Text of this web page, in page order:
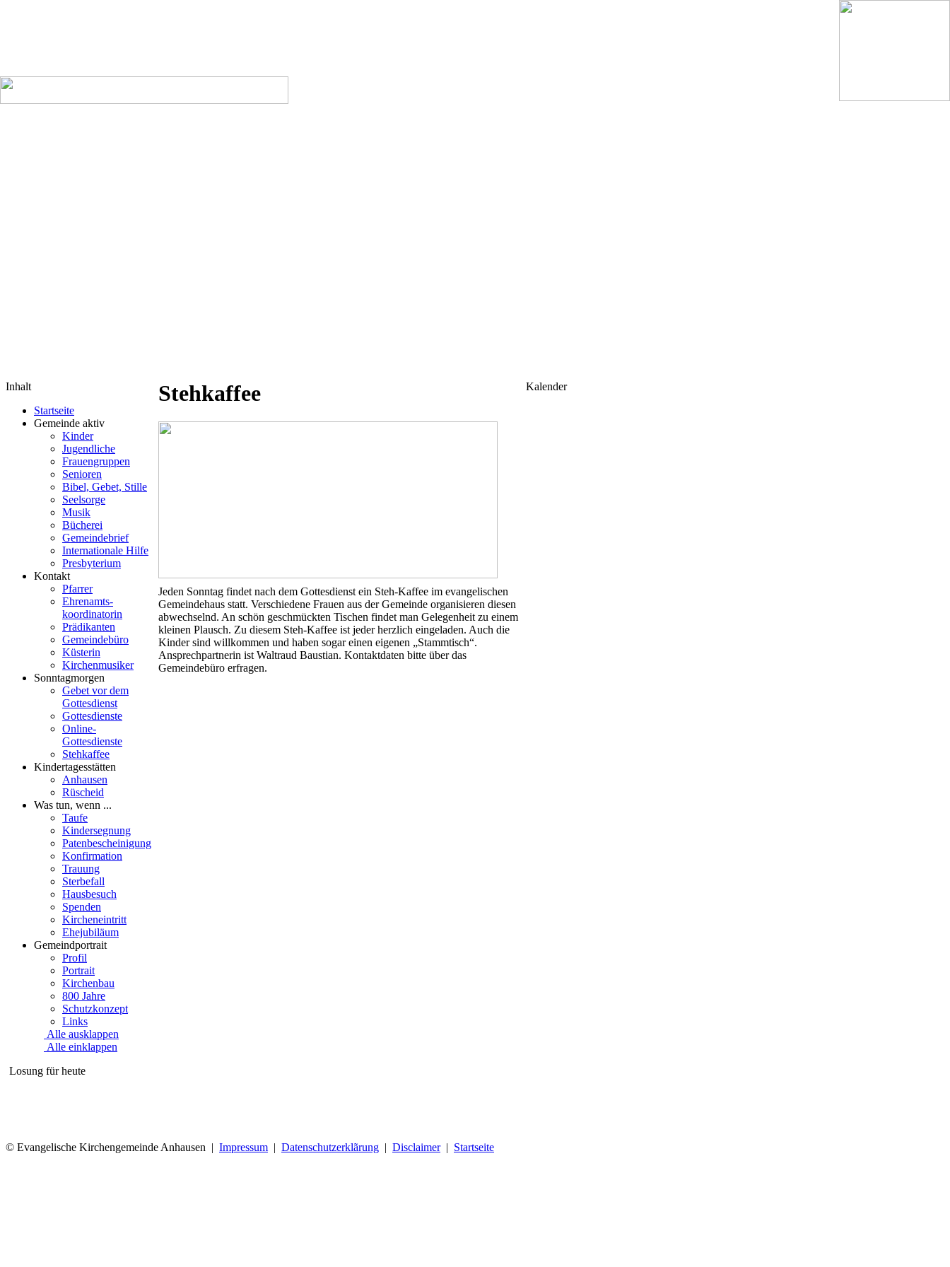
Inhalt
Startseite
Gemeinde aktiv
Kinder
Jugendliche
Frauengruppen
Senioren
Bibel, Gebet, Stille
Seelsorge
Musik
Bücherei
Gemeindebrief
Internationale Hilfe
Presbyterium
Kontakt
Pfarrer
Ehrenamts-
koordinatorin
Prädikanten
Gemeindebüro
Küsterin
Kirchenmusiker
Sonntagmorgen
Gebet vor dem
Gottesdienst
Gottesdienste
Online-
Gottesdienste
Stehkaffee
Kindertagesstätten
Anhausen
Rüscheid
Was tun, wenn ...
Taufe
Kindersegnung
Patenbescheinigung
Konfirmation
Trauung
Sterbefall
Hausbesuch
Spenden
Kircheneintritt
Ehejubiläum
Gemeindportrait
Profil
Portrait
Kirchenbau
800 Jahre
Schutzkonzept
Links
Alle ausklappen
Alle einklappen
Losung für heute
Stehkaffee
Jeden Sonntag findet nach dem Gottesdienst ein Steh-Kaffee im evangelischen
Gemeindehaus statt. Verschiedene Frauen aus der Gemeinde organisieren diesen
abwechselnd. An schön geschmückten Tischen findet man Gelegenheit zu einem
kleinen Plausch. Zu diesem Steh-Kaffee ist jeder herzlich eingeladen. Auch die
Kinder sind willkommen und haben sogar einen eigenen „Stammtisch“.
Ansprechpartnerin ist Waltraud Baustian. Kontaktdaten bitte über das
Gemeindebüro erfragen.
Kalender
© Evangelische Kirchengemeinde Anhausen | Impressum | Datenschutzerklãrung | Disclaimer| Startseite